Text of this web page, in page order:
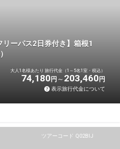
ーパス2日券付き】箱根1
大人1名様あたり 旅行代金（1～5名1室・税込）
74,180 円 203,460 円
表示旅行代金について
ツアーコード Q02BIJ